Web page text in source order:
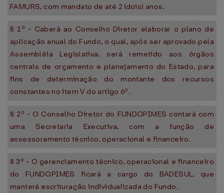
FAMURS, com mandato de até 2 (dois) anos.
§ 1º - Caberá ao Conselho Diretor elaborar o plano de
aplicação anual do Fundo, o qual, após ser aprovado pela
Assembléia Legislativa, será remetido aos órgãos
centrais de orçamento e planejamento do Estado, para
fins de determinação do montante dos recursos
constantes no item V do artigo 6º.
§ 2º - O Conselho Diretor do FUNDOPIMES contará com
uma Secretaria Executiva, com a função de
assessoramento técnico, operacional e financeiro.
§ 3º - O gerenciamento técnico, operacional e financeiro
do FUNDOPIMES ficará a cargo do BADESUL, que
manterá escrituração individualizada do Fundo.